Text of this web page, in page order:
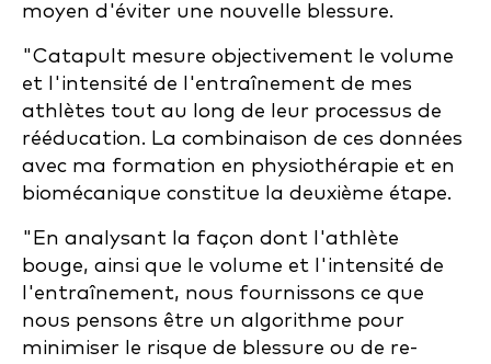
moyen d'éviter une nouvelle blessure.
"Catapult mesure objectivement le volume
et l'intensité de l'entraînement de mes
athlètes tout au long de leur processus de
rééducation. La combinaison de ces données
avec ma formation en physiothérapie et en
biomécanique constitue la deuxième étape.
"En analysant la façon dont l'athlète
bouge, ainsi que le volume et l'intensité de
l'entraînement, nous fournissons ce que
nous pensons être un algorithme pour
minimiser le risque de blessure ou de re-